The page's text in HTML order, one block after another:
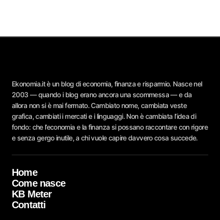
Ekonomia.it è un blog di economia, finanza e risparmio. Nasce nel
2003 — quando i blog erano ancora una scommessa — e da
allora non si è mai fermato. Cambiato nome, cambiata veste
grafica, cambiati i mercati e i linguaggi. Non è cambiata l’idea di
fondo: che l’economia e la finanza si possano raccontare con rigore
e senza gergo inutile, a chi vuole capire davvero cosa succede.
Home
Come nasce
KB Meter
Contatti